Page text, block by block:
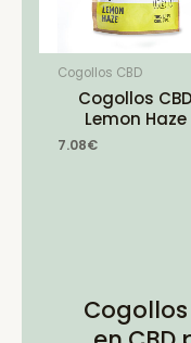
Cogollos CBD
Cogollos CBD
Lemon Haze
7.08€